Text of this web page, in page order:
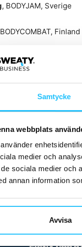
Samtycke
webbplats
medier och
sociala medier och
annan information
Avvisa
, BODYJAM, Sverige
Finland
MILLS BARRE,
BODYSTEP, Tjeckien
Sverige
bli årets
Reebok/Stadium,
under ettLES
här.
Les Mills Nordic